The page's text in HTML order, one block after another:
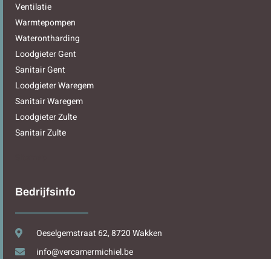
Ventilatie
Warmtepompen
Waterontharding
Loodgieter Gent
Sanitair Gent
Loodgieter Waregem
Sanitair Waregem
Loodgieter Zulte
Sanitair Zulte
Bedrijfsinfo
Oeselgemstraat 62, 8720 Wakken
info@vercamermichiel.be